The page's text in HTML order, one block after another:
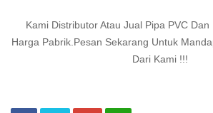
Kami Distributor Atau Jual Pipa PVC Dan
Harga Pabrik.Pesan Sekarang Untuk
Dari Kami !!!